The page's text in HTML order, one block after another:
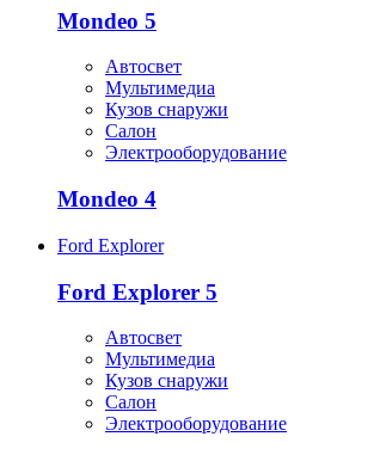
Mondeo 5
Автосвет
Мультимедиа
Кузов снаружи
Салон
Электрооборудование
Mondeo 4
Ford Explorer
Ford Explorer 5
Автосвет
Мультимедиа
Кузов снаружи
Салон
Электрооборудование